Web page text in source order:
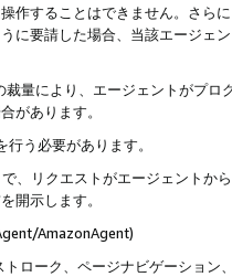
作することはできません。さら
に要請した場合、当該エージェ
量により、エージェントがプ
があります。
う必要があります。
、リクエストがエージェントか
開示します。
AmazonAgent)
ローク、ページナビゲーショ